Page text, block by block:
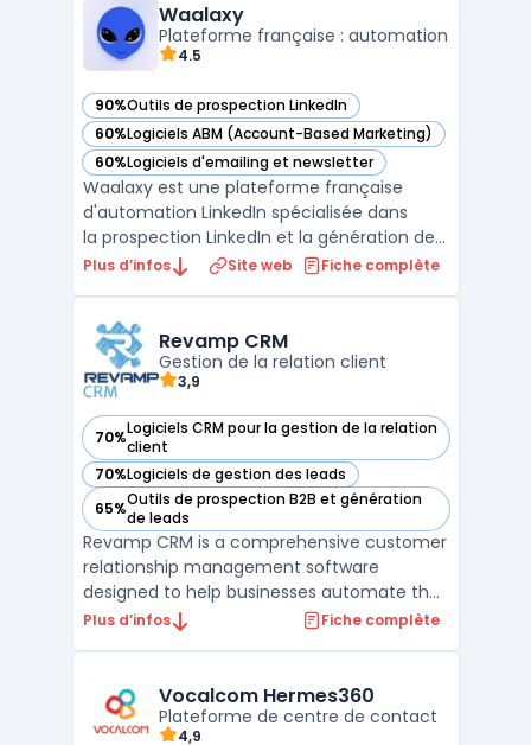
Waalaxy
Plateforme française : automation
4.5
90%Outils de prospection LinkedIn
— voir Waalaxy dans cette catégorie
60%Logiciels ABM (Account-Based Marketing)
— voir Waalaxy dans cette catégorie
60%Logiciels d'emailing et newsletter
— voir Waalaxy dans cette catégorie
Waalaxy est une plateforme française
d'automation LinkedIn spécialisée dans
la prospection LinkedIn et la génération de
leads B2B. Elle centralise l'automatisation
extension Chrome intégrée. La solu ...
Plus d’infos Site web Fiche complète
Revamp CRM
Gestion de la relation client
3,9
70%Logiciels CRM pour la gestion de la relation
client
— voir Revamp CRM dans cette catégorie
70%Logiciels de gestion des leads
— voir Revamp CRM dans cette catégorie
65%Outils de prospection B2B et génération
de leads
— voir Revamp CRM dans cette catégorie
Revamp CRM is a comprehensive customer
relationship management software
designed to help businesses automate their
marketing automation process and
Revamp CRM simplifies lead tracking, email
marketing, custome ...
Plus d’infos Fiche complète
Vocalcom Hermes360
Plateforme de centre de contact
4,9